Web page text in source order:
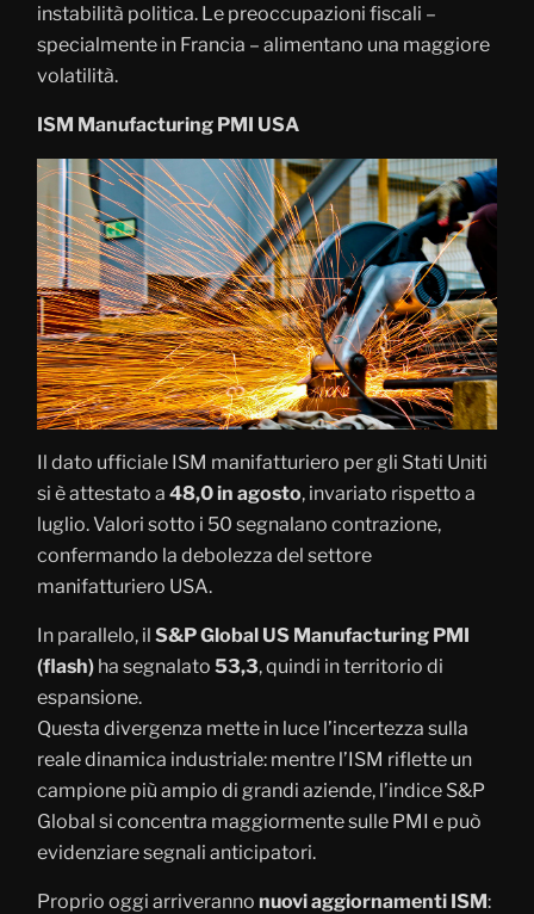
instabilità politica. Le preoccupazioni fiscali –
specialmente in Francia – alimentano una maggiore
volatilità.
ISM Manufacturing PMI USA
Il dato ufficiale ISM manifatturiero per gli Stati Uniti
si è attestato a 48,0 in agosto, invariato rispetto a
luglio. Valori sotto i 50 segnalano contrazione,
confermando la debolezza del settore
manifatturiero USA.
In parallelo, il S&P Global US Manufacturing PMI
(flash) ha segnalato 53,3, quindi in territorio di
espansione.
Questa divergenza mette in luce l’incertezza sulla
reale dinamica industriale: mentre l’ISM riflette un
campione più ampio di grandi aziende, l’indice S&P
Global si concentra maggiormente sulle PMI e può
evidenziare segnali anticipatori.
Proprio oggi arriveranno nuovi aggiornamenti ISM: